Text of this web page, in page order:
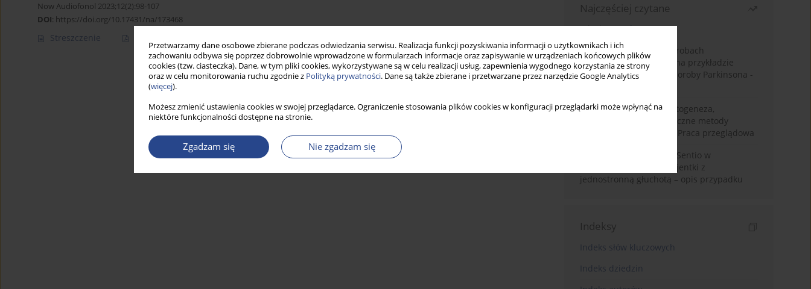
Przetwarzamy dane osobowe zbierane podczas odwiedzania serwisu. Realizacja funkcji pozyskiwania informacji o użytkownikach i ich
zachowaniu odbywa się poprzez dobrowolnie wprowadzone w formularzach informacje oraz zapisywanie w urządzeniach końcowych plików
cookies (tzw. ciasteczka). Dane, w tym pliki cookies, wykorzystywane są w celu realizacji usług, zapewnienia wygodnego korzystania ze strony
oraz w celu monitorowania ruchu zgodnie z Polityką prywatności. Dane są także zbierane i przetwarzane przez narzędzie Google Analytics
(więcej).
Możesz zmienić ustawienia cookies w swojej przeglądarce. Ograniczenie stosowania plików cookies w konfiguracji przeglądarki może wpłynąć na
niektóre funkcjonalności dostępne na stronie.
Zgadzam się Nie zgadzam się
Now Audiofonol 2023;12(2):98-107
DOI: https://doi.org/10.17431/na/173468
Streszczenie
Najczęściej czytane
Miesiąc
Rok
Badanie zmysłów w chorobach
neurodegeneracyjnych na przykładzie
choroby Alzheimera i choroby Parkinsona -
Choroba Meniere’a – patogeneza,
diagnostyka, niechirurgiczne metody
leczenia i kontrowersje. Praca przeglądowa
Wykorzystanie systemu Sentio w
konfiguracji CROS u pacjentki z
jednostronną głuchotą – opis przypadku
Indeksy
Indeks słów kluczowych
Indeks dziedzin